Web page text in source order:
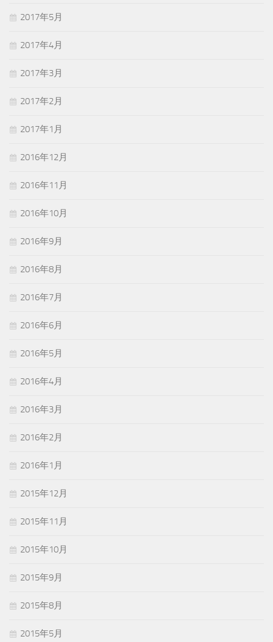
2017年5月
2017年4月
2017年3月
2017年2月
2017年1月
2016年12月
2016年11月
2016年10月
2016年9月
2016年8月
2016年7月
2016年6月
2016年5月
2016年4月
2016年3月
2016年2月
2016年1月
2015年12月
2015年11月
2015年10月
2015年9月
2015年8月
2015年5月